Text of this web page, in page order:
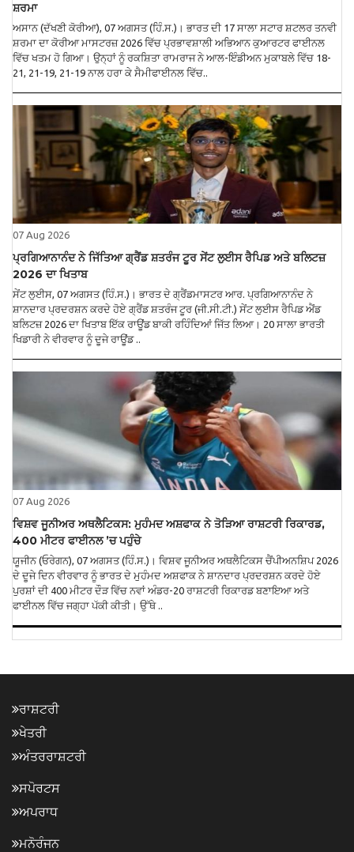
ਸ਼ਰਮਾ
ਅਸਾਨ (ਦੱਖਣੀ ਕੋਰੀਆ), 07 ਅਗਸਤ (ਹਿੰ.ਸ.)। ਭਾਰਤ ਦੀ 17 ਸਾਲਾ ਸਟਾਰ ਸ਼ਟਲਰ ਤਨਵੀ
ਸ਼ਰਮਾ ਦਾ ਕੋਰੀਆ ਮਾਸਟਰਜ਼ 2026 ਵਿੱਚ ਪ੍ਰਭਾਵਸ਼ਾਲੀ ਅਭਿਆਨ ਕੁਆਰਟਰ ਫਾਈਨਲ
ਵਿੱਚ ਖਤਮ ਹੋ ਗਿਆ। ਉਨ੍ਹਾਂ ਨੂੰ ਰਕਸ਼ਿਤਾ ਰਾਮਰਾਜ ਨੇ ਆਲ-ਇੰਡੀਅਨ ਮੁਕਾਬਲੇ ਵਿੱਚ 18-
21, 21-19, 21-19 ਨਾਲ ਹਰਾ ਕੇ ਸੈਮੀਫਾਈਨਲ ਵਿੱਚ..
07 Aug 2026
ਪ੍ਰਗਿਆਨਾਨੰਦ ਨੇ ਜਿੱਤਿਆ ਗ੍ਰੈਂਡ ਸ਼ਤਰੰਜ ਟੂਰ ਸੇਂਟ ਲੁਈਸ ਰੈਪਿਡ ਅਤੇ ਬਲਿਟਜ਼
2026 ਦਾ ਖਿਤਾਬ
ਸੇਂਟ ਲੁਈਸ, 07 ਅਗਸਤ (ਹਿੰ.ਸ.)। ਭਾਰਤ ਦੇ ਗ੍ਰੈਂਡਮਾਸਟਰ ਆਰ. ਪ੍ਰਗਿਆਨਾਨੰਦ ਨੇ
ਸ਼ਾਨਦਾਰ ਪ੍ਰਦਰਸ਼ਨ ਕਰਦੇ ਹੋਏ ਗ੍ਰੈਂਡ ਸ਼ਤਰੰਜ ਟੂਰ (ਜੀ.ਸੀ.ਟੀ.) ਸੇਂਟ ਲੁਈਸ ਰੈਪਿਡ ਐਂਡ
ਬਲਿਟਜ਼ 2026 ਦਾ ਖਿਤਾਬ ਇੱਕ ਰਾਊਂਡ ਬਾਕੀ ਰਹਿੰਦਿਆਂ ਜਿੱਤ ਲਿਆ। 20 ਸਾਲਾ ਭਾਰਤੀ
ਖਿਡਾਰੀ ਨੇ ਵੀਰਵਾਰ ਨੂੰ ਦੂਜੇ ਰਾਊਂਡ ..
07 Aug 2026
ਵਿਸ਼ਵ ਜੂਨੀਅਰ ਅਥਲੈਟਿਕਸ: ਮੁਹੰਮਦ ਅਸ਼ਫਾਕ ਨੇ ਤੋੜਿਆ ਰਾਸ਼ਟਰੀ ਰਿਕਾਰਡ,
400 ਮੀਟਰ ਫਾਈਨਲ ’ਚ ਪਹੁੰਚੇ
ਯੂਜੀਨ (ਓਰੇਗਨ), 07 ਅਗਸਤ (ਹਿੰ.ਸ.)। ਵਿਸ਼ਵ ਜੂਨੀਅਰ ਅਥਲੈਟਿਕਸ ਚੈਂਪੀਅਨਸ਼ਿਪ 2026
ਦੇ ਦੂਜੇ ਦਿਨ ਵੀਰਵਾਰ ਨੂੰ ਭਾਰਤ ਦੇ ਮੁਹੰਮਦ ਅਸ਼ਫਾਕ ਨੇ ਸ਼ਾਨਦਾਰ ਪ੍ਰਦਰਸ਼ਨ ਕਰਦੇ ਹੋਏ
ਪੁਰਸ਼ਾਂ ਦੀ 400 ਮੀਟਰ ਦੌੜ ਵਿੱਚ ਨਵਾਂ ਅੰਡਰ-20 ਰਾਸ਼ਟਰੀ ਰਿਕਾਰਡ ਬਣਾਇਆ ਅਤੇ
ਫਾਈਨਲ ਵਿੱਚ ਜਗ੍ਹਾ ਪੱਕੀ ਕੀਤੀ। ਉੱਥੇ ..
ਰਾਸ਼ਟਰੀ
ਖੇਤਰੀ
ਅੰਤਰਰਾਸ਼ਟਰੀ
ਸਪੋਰਟਸ
ਅਪਰਾਧ
ਮਨੋਰੰਜਨ